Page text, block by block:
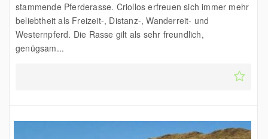
stammende Pferderasse. Criollos erfreuen sich immer mehr
beliebtheit als Freizeit-, Distanz-, Wanderreit- und
Westernpferd. Die Rasse gilt als sehr freundlich,
genügsam...